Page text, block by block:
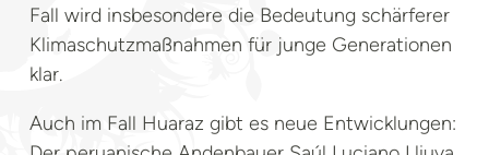
Fall wird insbesondere die Bedeutung schärferer
Klimaschutzmaßnahmen für junge Generationen
klar.
Auch im Fall Huaraz gibt es neue Entwicklungen: